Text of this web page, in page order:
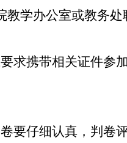
学办公室或教务处
求携带相关证件参
要仔细认真，判卷